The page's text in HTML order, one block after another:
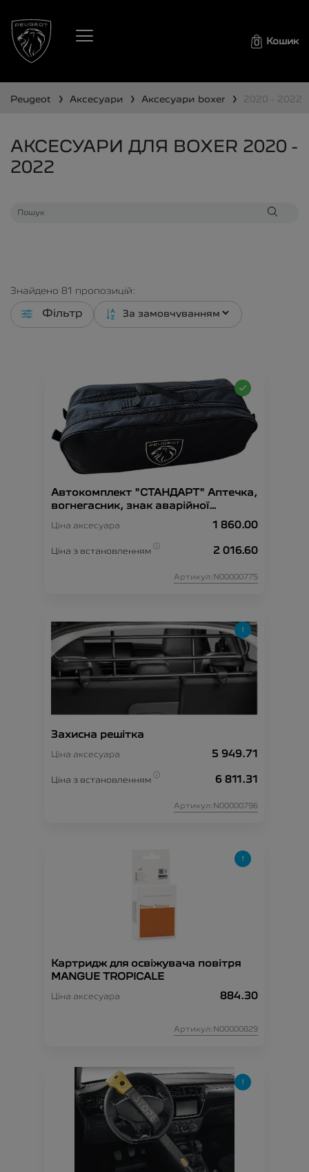
0 Кошик
peugeot ❯ аксесуари ❯ аксесуари boxer ❯ 2020 - 2022
АКСЕСУАРИ ДЛЯ BOXER 2020 -
2022
Знайдено 81 пропозицій:
Фільтр
Автокомплект "СТАНДАРТ" Аптечка,
вогнегасник, знак аварійної
органайзер, трос-буксир, жилет
безпеки.
Ціна аксесуара 1 860.00
Ціна з встановленням 2 016.60
Артикул:N00000775
Захисна решітка
Ціна аксесуара 5 949.71
Ціна з встановленням 6 811.31
Артикул:N00000796
Картридж для освіжувача повітря
MANGUE TROPICALE
Ціна аксесуара 884.30
Артикул:N00000829